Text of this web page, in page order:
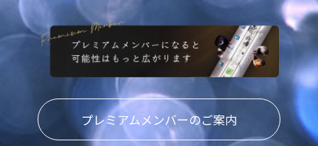
プレミアムメンバーのご案内